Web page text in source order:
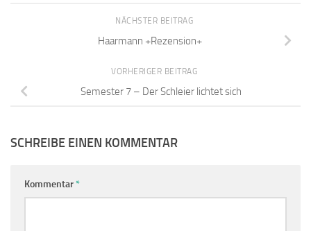
NÄCHSTER BEITRAG
Haarmann +Rezension+
VORHERIGER BEITRAG
Semester 7 – Der Schleier lichtet sich
SCHREIBE EINEN KOMMENTAR
Kommentar*